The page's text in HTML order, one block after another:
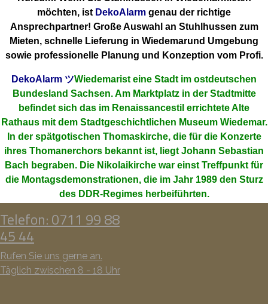
möchten, ist DekoAlarm genau der richtige
Ansprechpartner! Große Auswahl an Stuhlhussen zum
Mieten, schnelle Lieferung in Wiedemarund Umgebung
sowie professionelle Planung und Konzeption vom Profi.
DekoAlarm ツWiedemarist eine Stadt im ostdeutschen
Bundesland Sachsen. Am Marktplatz in der Stadtmitte
befindet sich das im Renaissancestil errichtete Alte
Rathaus mit dem Stadtgeschichtlichen Museum Wiedemar.
In der spätgotischen Thomaskirche, die für die Konzerte
ihres Thomanerchors bekannt ist, liegt Johann Sebastian
Bach begraben. Die Nikolaikirche war einst Treffpunkt für
die Montagsdemonstrationen, die im Jahr 1989 den Sturz
des DDR-Regimes herbeiführten.
Telefon: 0711 99 88
45 44
Rufen Sie uns gerne an.
Täglich zwischen 8 - 18 Uhr